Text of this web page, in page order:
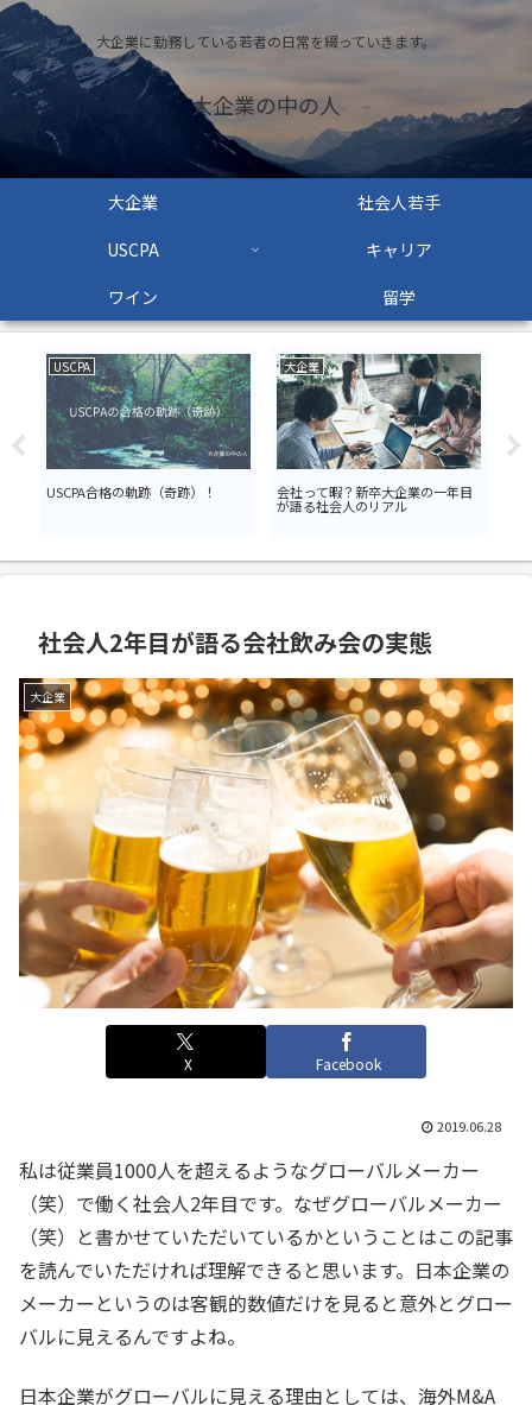
大企業に勤務している若者の日常を綴っていきます。
大企業の中の人
大企業
社会人若手
USCPA
キャリア
ワイン
留学
USCPA
USCPA合格の軌跡（奇跡）！
大企業
会社って暇？新卒大企業の一年目
が語る社会人のリアル
社会人2年目が語る会社飲み会の実態
大企業
X Facebook
2019.06.28
私は従業員1000人を超えるようなグローバルメーカー
（笑）で働く社会人2年目です。なぜグローバルメーカー
（笑）と書かせていただいているかということはこの記事
を読んでいただければ理解できると思います。日本企業の
メーカーというのは客観的数値だけを見ると意外とグロー
バルに見えるんですよね。
日本企業がグローバルに見える理由としては、海外M&A